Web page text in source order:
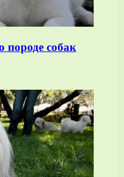
породе собак